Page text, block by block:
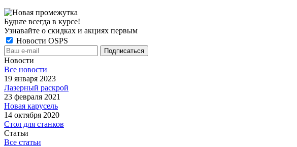
Будьте всегда в курсе!
Узнавайте о скидках и акциях первым
Новости OSPS
Новости
Все новости
19 января 2023
Лазерный раскрой
23 февраля 2021
Новая карусель
14 октября 2020
Стол для станков
Статьи
Все статьи